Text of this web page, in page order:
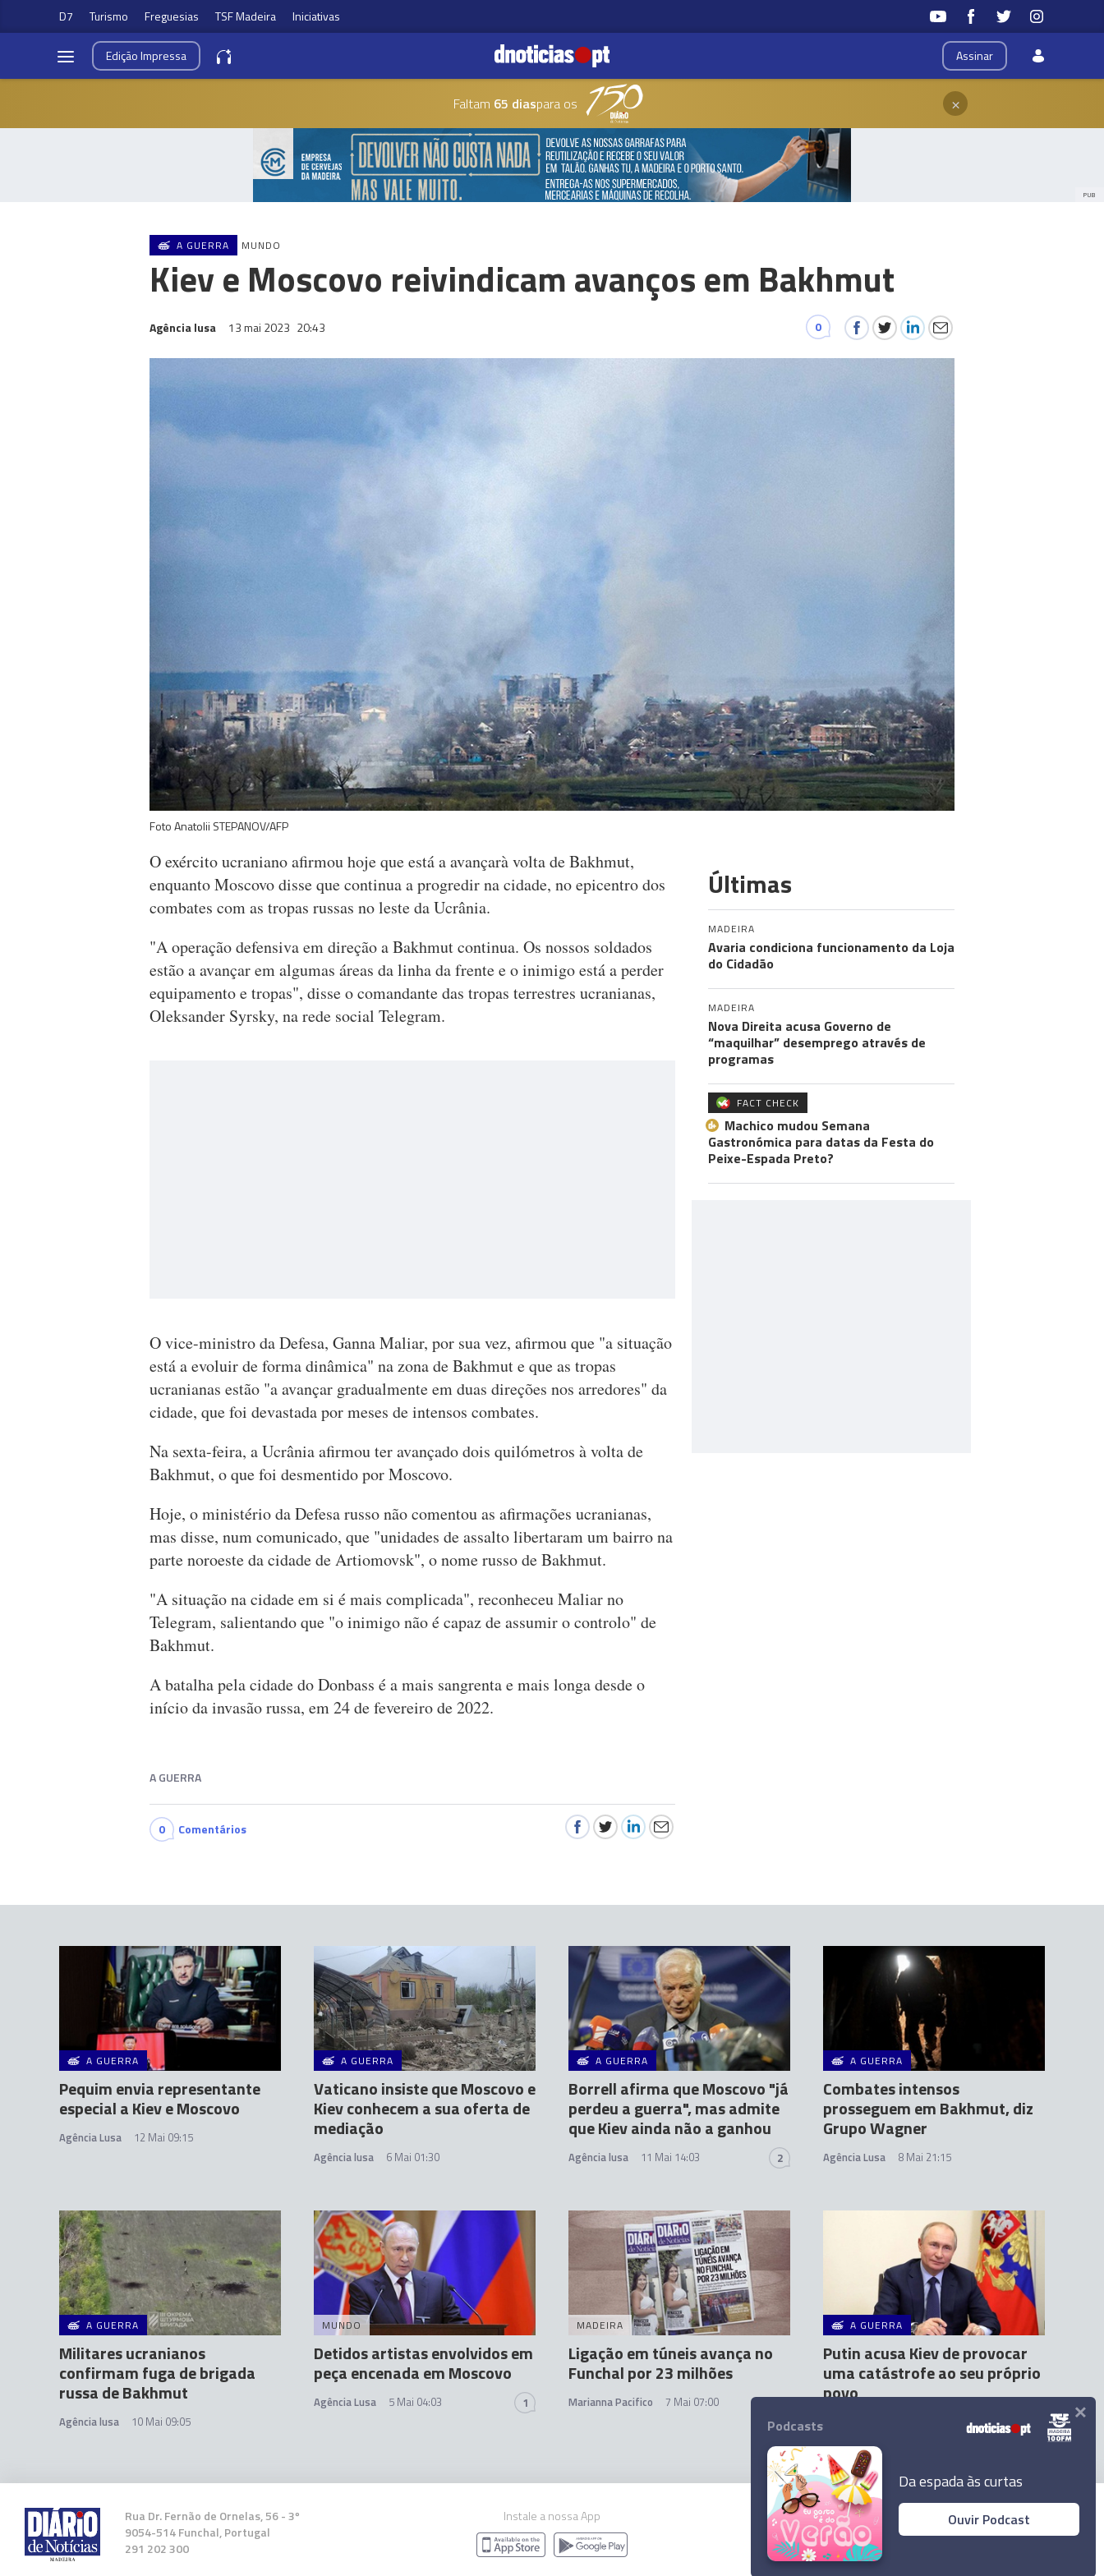
D7 Turismo Freguesias TSF Madeira Iniciativas
Assinar
EdiçãoImpressa
Faltam 65 diaspara os ×
PUB
A GUERRA MUNDO
Kiev e Moscovo reivindicam avanços em Bakhmut
Agência lusa 13 mai 2023 20:43 0
Foto Anatolii STEPANOV/AFP
O exército ucraniano afirmou hoje que está a avançarà volta de Bakhmut,
enquanto Moscovo disse que continua a progredir na cidade, no epicentro dos
combates com as tropas russas no leste da Ucrânia.
"A operação defensiva em direção a Bakhmut continua. Os nossos soldados
estão a avançar em algumas áreas da linha da frente e o inimigo está a perder
equipamento e tropas", disse o comandante das tropas terrestres ucranianas,
Oleksander Syrsky, na rede social Telegram.
O vice-ministro da Defesa, Ganna Maliar, por sua vez, afirmou que "a situação
está a evoluir de forma dinâmica" na zona de Bakhmut e que as tropas
ucranianas estão "a avançar gradualmente em duas direções nos arredores" da
cidade, que foi devastada por meses de intensos combates.
Na sexta-feira, a Ucrânia afirmou ter avançado dois quilómetros à volta de
Bakhmut, o que foi desmentido por Moscovo.
Hoje, o ministério da Defesa russo não comentou as afirmações ucranianas,
mas disse, num comunicado, que "unidades de assalto libertaram um bairro na
parte noroeste da cidade de Artiomovsk", o nome russo de Bakhmut.
"A situação na cidade em si é mais complicada", reconheceu Maliar no
Telegram, salientando que "o inimigo não é capaz de assumir o controlo" de
Bakhmut.
A batalha pela cidade do Donbass é a mais sangrenta e mais longa desde o
início da invasão russa, em 24 de fevereiro de 2022.
A GUERRA
0 Comentários
Últimas
MADEIRA
Avaria condiciona funcionamento da Loja
do Cidadão
MADEIRA
Nova Direita acusa Governo de
“maquilhar” desemprego através de
programas
FACT CHECK
Machico mudou Semana
Gastronómica para datas da Festa do
Peixe-Espada Preto?
Pequim envia representante especial a Kiev e Moscovo
A GUERRA
Pequim envia representante
especial a Kiev e Moscovo
Agência Lusa 12 Mai 09:15
A GUERRA
Vaticano insiste que Moscovo e
Kiev conhecem a sua oferta de
mediação
Agência lusa 6 Mai 01:30
A GUERRA
Borrell afirma que Moscovo "já
perdeu a guerra", mas admite
que Kiev ainda não a ganhou
Agência lusa 11 Mai 14:03 2
A GUERRA
Combates intensos
prosseguem em Bakhmut, diz
Grupo Wagner
Agência Lusa 8 Mai 21:15
A GUERRA
Militares ucranianos
confirmam fuga de brigada
russa de Bakhmut
Agência lusa 10 Mai 09:05
MUNDO
Detidos artistas envolvidos em
peça encenada em Moscovo
Agência Lusa 5 Mai 04:03 1
MADEIRA
Ligação em túneis avança no
Funchal por 23 milhões
Marianna Pacifico 7 Mai 07:00
A GUERRA
Putin acusa Kiev de provocar
uma catástrofe ao seu próprio
povo
Rua Dr. Fernão de Ornelas, 56 - 3º
9054-514 Funchal, Portugal
291 202 300
Instale a nossa App
© 2023 Empresa Diário de Notícias, Lda.
Podcasts
Da espada às curtas
Ouvir Podcast
×